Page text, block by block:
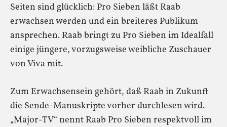
Seiten sind glücklich: Pro Sieben läßt Raab
erwachsen werden und ein breiteres Publikum
ansprechen. Raab bringt zu Pro Sieben im Idealfall
einige jüngere, vorzugsweise weibliche Zuschauer
von Viva mit.
Zum Erwachsensein gehört, daß Raab in Zukunft
die Sende-Manuskripte vorher durchlesen wird.
„Major-TV“ nennt Raab Pro Sieben respektvoll im